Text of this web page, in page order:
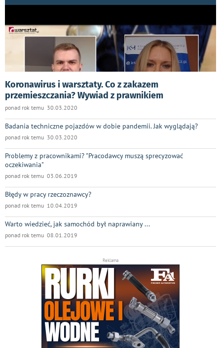
Koronawirus i warsztaty. Co z zakazem
przemieszczania? Wywiad z prawnikiem
ponad rok temu 30.03.2020
Badania techniczne pojazdów w dobie pandemii. Jak wyglądają?
ponad rok temu 30.03.2020
Problemy z pracownikami? "Pracodawcy muszą sprecyzować
oczekiwania"
ponad rok temu 03.06.2019
Błędy w pracy rzeczoznawcy?
ponad rok temu 10.04.2019
Warto wiedzieć, jak samochód był naprawiany ...
ponad rok temu 08.01.2019
Reklama